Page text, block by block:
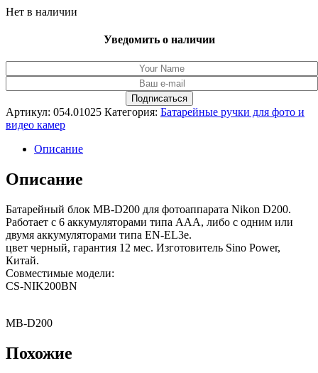
Нет в наличии
Уведомить о наличии
Артикул: 054.01025 Категория: Батарейные ручки для фото и
видео камер
Описание
Описание
Батарейный блок MB-D200 для фотоаппарата Nikon D200.
Работает с 6 аккумуляторами типа AAA, либо с одним или
двумя аккумуляторами типа EN-EL3e.
цвет черный, гарантия 12 мес. Изготовитель Sino Power,
Китай.
Совместимые модели:
CS-NIK200BN
MB-D200
Похожие